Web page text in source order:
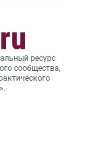
ресурс
сообщества,